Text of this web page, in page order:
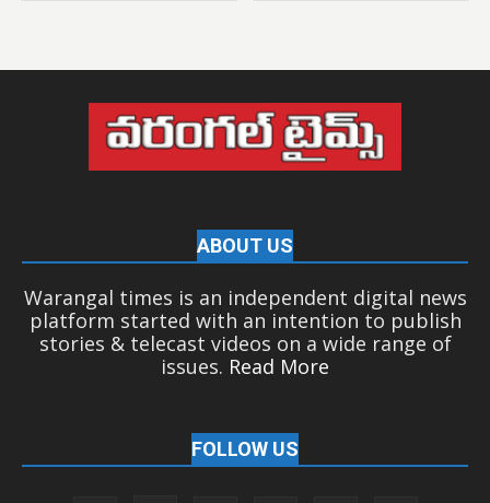
ABOUT US
Warangal times is an independent digital news
platform started with an intention to publish
stories & telecast videos on a wide range of
issues. Read More
FOLLOW US